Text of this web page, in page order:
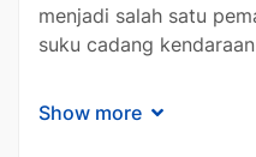
menjadi salah satu
suku cadang
Berlokasi di kawasan
Show more